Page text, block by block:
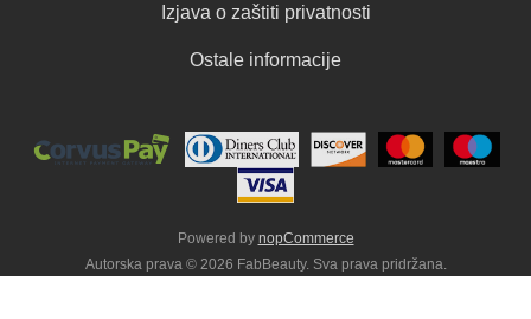
Izjava o zaštiti privatnosti
Ostale informacije
Powered by nopCommerce
Autorska prava © 2026 FabBeauty. Sva prava pridržana.